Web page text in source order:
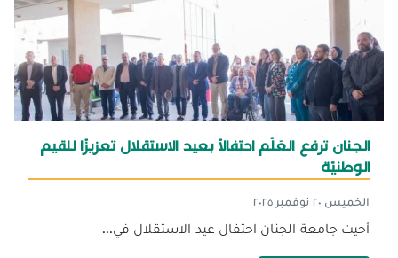
الجنان ترفع العَلَم احتفالًا بعيد الاستقلال تعزيزًا للقيم
الوطنيّة
الخميس ٢٠ نوفمبر ٢٠٢٥
أحيت جامعة الجنان احتفال عيد الاستقلال في...